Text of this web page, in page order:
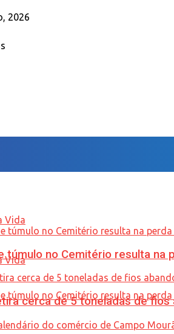
2026
Vida
Vida
túmulo no Cemitério resulta na
cerca de 5 toneladas de